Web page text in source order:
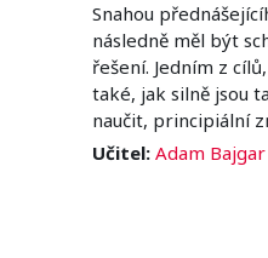
Snahou
následně měl být
řešení. Jedním z
také, jak silně jsou
naučit, principiální
Učitel: Adam Bajgar